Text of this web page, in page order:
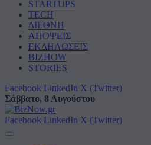
STARTUPS
TECH
ΔΙΕΘΝΗ
ΑΠΟΨΕΙΣ
ΕΚΔΗΛΩΣΕΙΣ
BIZHOW
STORIES
Facebook LinkedIn X (Twitter)
Σάββατο, 8 Αυγούστου
Facebook LinkedIn X (Twitter)